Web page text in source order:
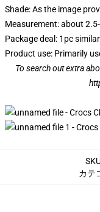
Shade: As the image
Measurement: about
Package deal: 1pc
Product use: Primarily
To search out extra
カテ